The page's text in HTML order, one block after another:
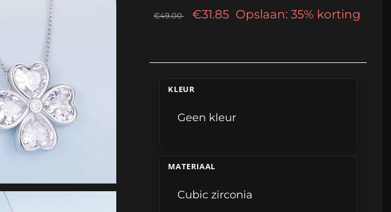
€49.00 €31.85 Opslaan: 35% korting
KLEUR
Geen kleur
MATERIAAL
Cubic zirconia